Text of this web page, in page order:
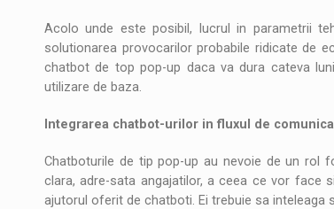
Acolo unde este posibil, lucrul in parametrii
solutionarea provocarilor probabile ridicate de
chatbot de top pop-up daca va dura cateva
utilizare de baza.
Integrarea chatbot-urilor in fluxul de
Chatboturile de tip pop-up au nevoie de un rol
clara, adre-sata angajatilor, a ceea ce vor face
ajutorul oferit de chatboti. Ei trebuie sa inteleaga